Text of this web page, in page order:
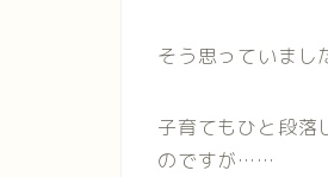
そう思っていまし
子育てもひと段落
のですが……